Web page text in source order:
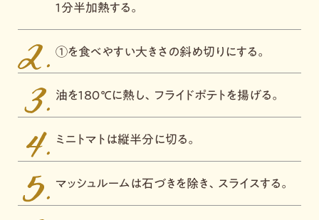
１分半加熱する。
①を食べやすい大きさの斜め切りにする。
油を１８０℃に熱し、フライドポテトを揚げる。
ミニトマトは縦半分に切る。
マッシュルームは石づきを除き、スライスする。